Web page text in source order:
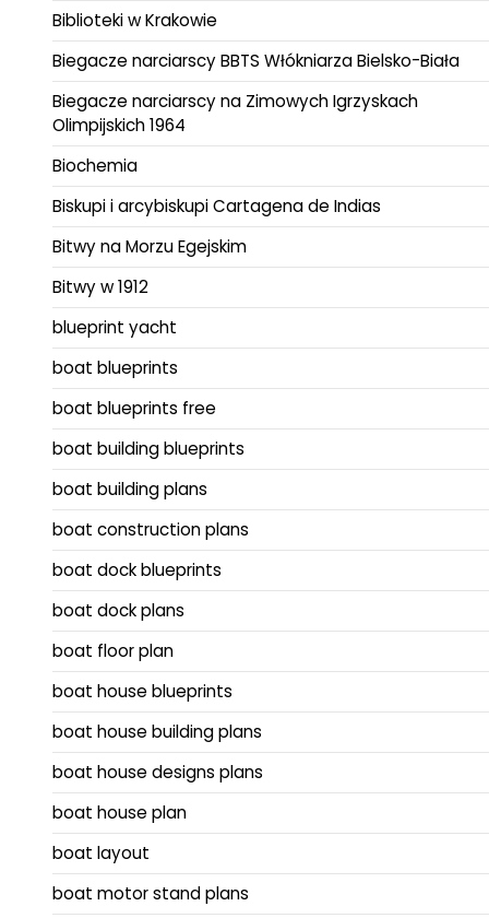
Biblioteki w Krakowie
Biegacze narciarscy BBTS Włókniarza Bielsko-Biała
Biegacze narciarscy na Zimowych Igrzyskach
Olimpijskich 1964
Biochemia
Biskupi i arcybiskupi Cartagena de Indias
Bitwy na Morzu Egejskim
Bitwy w 1912
blueprint yacht
boat blueprints
boat blueprints free
boat building blueprints
boat building plans
boat construction plans
boat dock blueprints
boat dock plans
boat floor plan
boat house blueprints
boat house building plans
boat house designs plans
boat house plan
boat layout
boat motor stand plans